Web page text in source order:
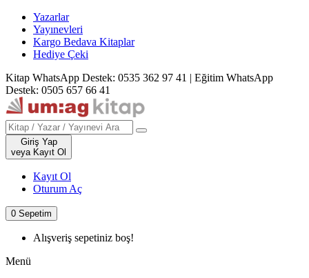
Yazarlar
Yayınevleri
Kargo Bedava Kitaplar
Hediye Çeki
Kitap WhatsApp Destek: 0535 362 97 41 | Eğitim WhatsApp
Destek: 0505 657 66 41
Giriş Yap
veya Kayıt Ol
Kayıt Ol
Oturum Aç
0 Sepetim
Alışveriş sepetiniz boş!
Menü